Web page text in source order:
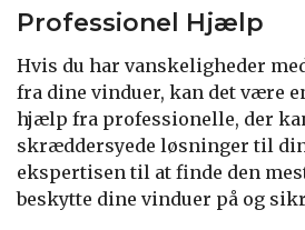
Professionel Hjælp
Hvis du har vanskeligheder
fra dine vinduer, kan det være
hjælp fra professionelle, der
skræddersyede løsninger til
ekspertisen til at finde den
beskytte dine vinduer på og